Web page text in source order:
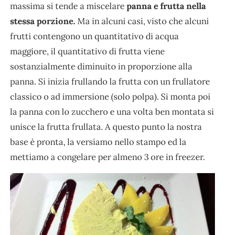
massima si tende a miscelarepanna e frutta nella
stessa porzione. Ma in alcuni casi, visto che alcuni
frutti contengono un quantitativo di acqua
maggiore, il quantitativo di frutta viene
sostanzialmente diminuito in proporzione alla
panna. Si inizia frullando la frutta con un frullatore
classico o ad immersione (solo polpa). Si monta poi
la panna con lo zucchero e una volta ben montata si
unisce la frutta frullata. A questo punto la nostra
base è pronta, la versiamo nello stampo ed la
mettiamo a congelare per almeno 3 ore in freezer.